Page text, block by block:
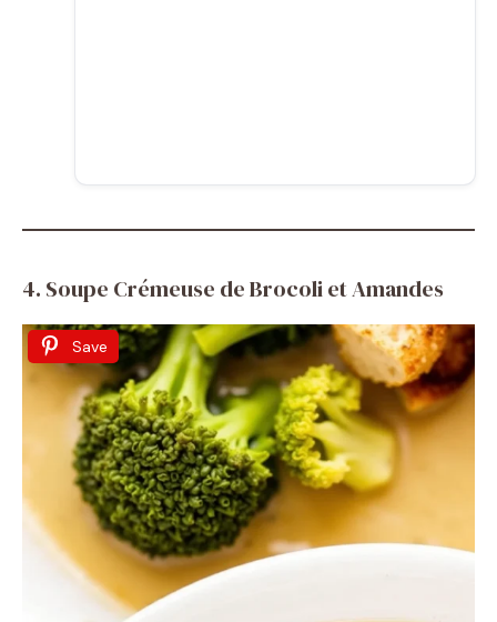
4. Soupe Crémeuse de Brocoli et Amandes
Save